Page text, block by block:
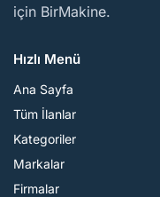
için BirMakine.
Hızlı Menü
Ana Sayfa
Tüm İlanlar
Kategoriler
Markalar
Firmalar